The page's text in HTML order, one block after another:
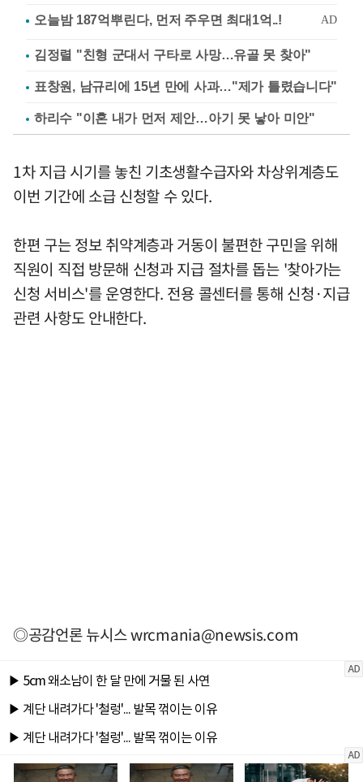
김정렬 "친형 군대서 구타로 사망…유골 못 찾아"
표창원, 남규리에 15년 만에 사과…"제가 틀렸습니다"
하리수 "이혼 내가 먼저 제안…아기 못 낳아 미안"
1차 지급 시기를 놓친 기초생활수급자와 차상위계층도
이번 기간에 소급 신청할 수 있다.
한편 구는 정보 취약계층과 거동이 불편한 구민을 위해
직원이 직접 방문해 신청과 지급 절차를 돕는 '찾아가는
신청 서비스'를 운영한다. 전용 콜센터를 통해 신청·지급
관련 사항도 안내한다.
◎공감언론 뉴시스wrcmania@newsis.com